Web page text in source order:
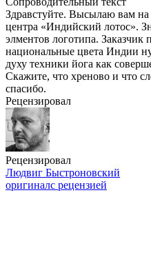
Здравстуйте. Высылаю вам на
центра «Индийский лотос».
элментов логотипа. Заказчик
национальные цвета Индии
духу техники йога как
Скажите, что хреново и что
спасибо.
Рецензировал
Рецензировал
Людвиг Быстроновский
оригиналс рецензией